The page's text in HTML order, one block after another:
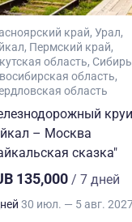
край Урал
Пермский край
область Сибирь
область
область
– Москва
сказка"
135,000 / 7 дней
30 июл. — 5 авг.